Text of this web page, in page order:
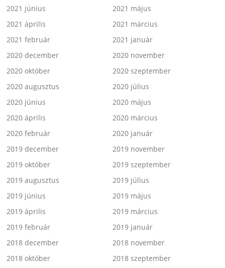
2021 június
2021 május
2021 április
2021 március
2021 február
2021 január
2020 december
2020 november
2020 október
2020 szeptember
2020 augusztus
2020 július
2020 június
2020 május
2020 április
2020 március
2020 február
2020 január
2019 december
2019 november
2019 október
2019 szeptember
2019 augusztus
2019 július
2019 június
2019 május
2019 április
2019 március
2019 február
2019 január
2018 december
2018 november
2018 október
2018 szeptember